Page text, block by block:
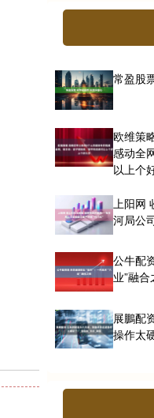
常盈股
欧维策
感动全
以上个
上阳网
河局公
公牛配
业”融
展鵬配
操作太